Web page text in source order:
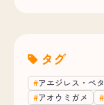
タグ
アエジレス・ペ
アオウミガメ